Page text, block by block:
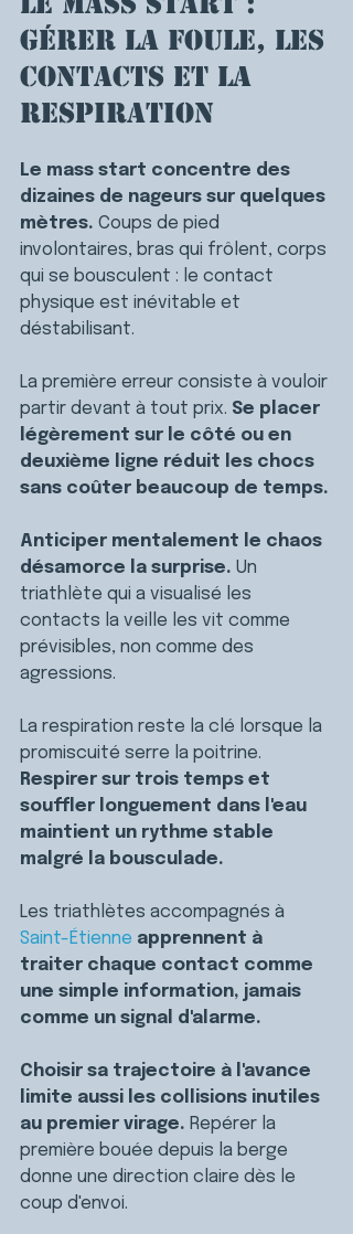
gérer la foule, les
contacts et la
respiration
Le mass start concentre des
dizaines de nageurs sur quelques
mètres. Coups de pied
involontaires, bras qui frôlent, corps
qui se bousculent : le contact
physique est inévitable et
déstabilisant.
La première erreur consiste à vouloir
partir devant à tout prix. Se placer
légèrement sur le côté ou en
deuxième ligne réduit les chocs
sans coûter beaucoup de temps.
Anticiper mentalement le chaos
désamorce la surprise. Un
triathlète qui a visualisé les
contacts la veille les vit comme
prévisibles, non comme des
agressions.
La respiration reste la clé lorsque la
promiscuité serre la poitrine.
Respirer sur trois temps et
souffler longuement dans l'eau
maintient un rythme stable
malgré la bousculade.
Les triathlètes accompagnés à
Saint-Étienne apprennent à
traiter chaque contact comme
une simple information, jamais
comme un signal d'alarme.
Choisir sa trajectoire à l'avance
limite aussi les collisions inutiles
au premier virage. Repérer la
première bouée depuis la berge
donne une direction claire dès le
coup d'envoi.